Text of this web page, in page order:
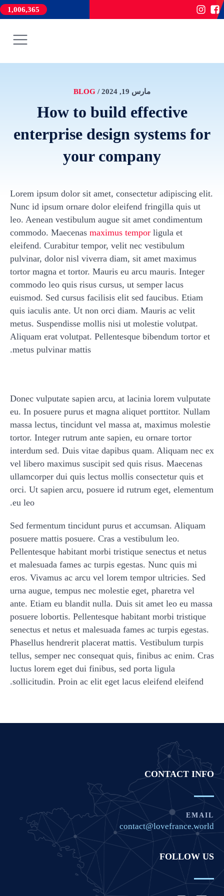
1,006,365
مارس 19, 2024 /
BLOG
How to build effective
enterprise design systems for
your company
Lorem ipsum dolor sit amet, consectetur adipiscing elit.
Nunc id ipsum ornare dolor eleifend fringilla quis ut
leo. Aenean vestibulum augue sit amet condimentum
commodo. Maecenas maximus tempor ligula et
eleifend. Curabitur tempor, velit nec vestibulum
pulvinar, dolor nisl viverra diam, sit amet maximus
tortor magna et tortor. Mauris eu arcu mauris. Integer
commodo leo quis risus cursus, ut semper lacus
euismod. Sed cursus facilisis elit sed faucibus. Etiam
quis iaculis ante. Ut non orci diam. Mauris ac velit
metus. Suspendisse mollis nisi ut molestie volutpat.
Aliquam erat volutpat. Pellentesque bibendum tortor et
metus pulvinar mattis.
Donec vulputate sapien arcu, at lacinia lorem vulputate
eu. In posuere purus et magna aliquet porttitor. Nullam
massa lectus, tincidunt vel massa at, maximus molestie
tortor. Integer rutrum ante sapien, eu ornare tortor
interdum sed. Duis vitae dapibus quam. Aliquam nec ex
vel libero maximus suscipit sed quis risus. Maecenas
ullamcorper dui quis lectus mollis consectetur quis et
orci. Ut sapien arcu, posuere id rutrum eget, elementum
eu leo.
Sed fermentum tincidunt purus et accumsan. Aliquam
posuere mattis posuere. Cras a vestibulum leo.
Pellentesque habitant morbi tristique senectus et netus
et malesuada fames ac turpis egestas. Nunc quis mi
eros. Vivamus ac arcu vel lorem tempor ultricies. Sed
urna augue, tempus nec molestie eget, pharetra vel
ante. Etiam eu blandit nulla. Duis sit amet leo eu massa
posuere lobortis. Pellentesque habitant morbi tristique
senectus et netus et malesuada fames ac turpis egestas.
Phasellus hendrerit placerat mattis. Vestibulum turpis
tellus, semper nec consequat quis, finibus ac enim. Cras
luctus lorem eget dui finibus, sed porta ligula
sollicitudin. Proin ac elit eget lacus eleifend eleifend.
CONTACT INFO
EMAIL
contact@lovefrance.world
FOLLOW US